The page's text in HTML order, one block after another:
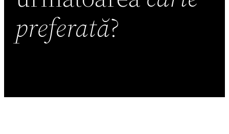
preferată?